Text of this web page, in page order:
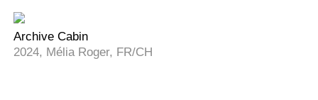
Archive Cabin
2024, Mélia Roger, FR/CH